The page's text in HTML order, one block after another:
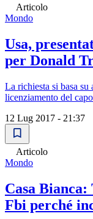
Articolo
Mondo
Usa,
per Donald
La richiesta si basa su
licenziamento del
12 Lug 2017 - 21:37
Articolo
Mondo
Casa
Fbi perché